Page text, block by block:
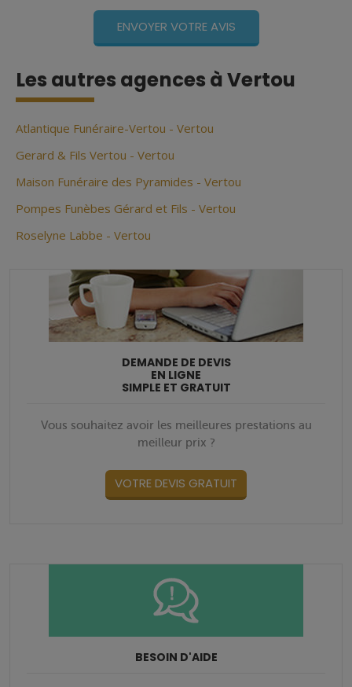
Les autres agences à Vertou
Atlantique Funéraire-Vertou - Vertou
Gerard & Fils Vertou - Vertou
Maison Funéraire des Pyramides - Vertou
Pompes Funèbes Gérard et Fils - Vertou
Roselyne Labbe - Vertou
DEMANDE DE DEVIS
EN LIGNE
SIMPLE ET GRATUIT
Vous souhaitez avoir les meilleures prestations au
meilleur prix ?
VOTRE DEVIS GRATUIT
BESOIN D'AIDE